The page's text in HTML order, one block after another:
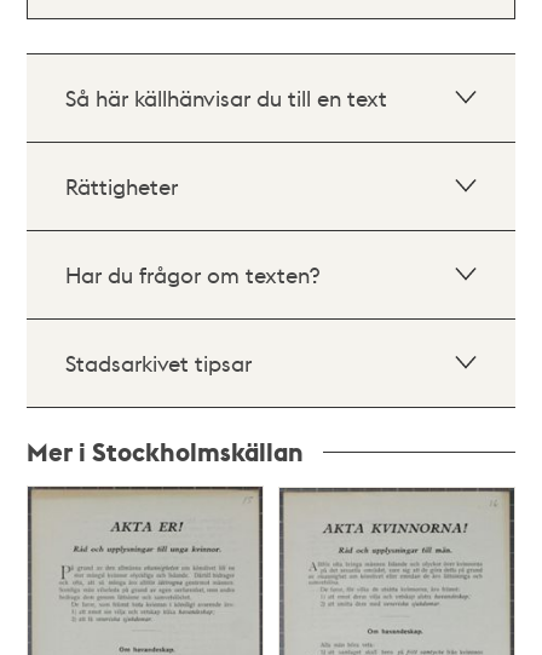
Så här källhänvisar du till en text
Rättigheter
Har du frågor om texten?
Stadsarkivet tipsar
Mer i Stockholmskällan
Relaterade
poster
teman